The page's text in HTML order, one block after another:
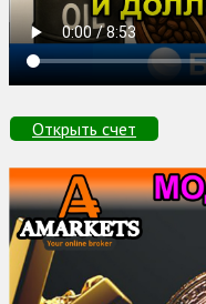
Открыть счет